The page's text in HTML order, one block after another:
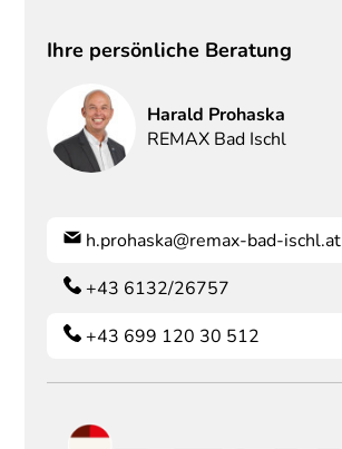
Ihre persönliche Beratung
Harald Prohaska
REMAX Bad Ischl
h.prohaska@remax-bad-ischl.at
+43 6132/26757
+43 699 120 30 512